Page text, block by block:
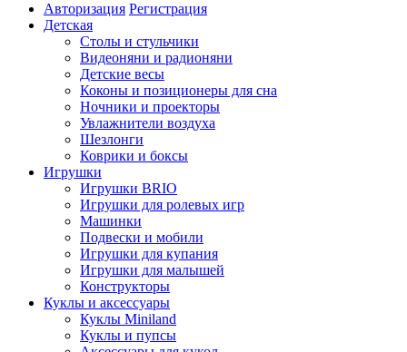
Авторизация Регистрация
Детская
Cтолы и стульчики
Видеоняни и радионяни
Детские весы
Коконы и позиционеры для сна
Ночники и проекторы
Увлажнители воздуха
Шезлонги
Коврики и боксы
Игрушки
Игрушки BRIO
Игрушки для ролевых игр
Машинки
Подвески и мобили
Игрушки для купания
Игрушки для малышей
Конструкторы
Куклы и аксессуары
Куклы Miniland
Куклы и пупсы